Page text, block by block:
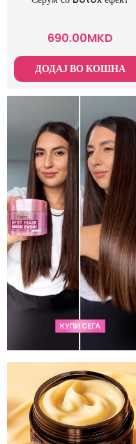
690.00MKD
ДОДАЈ ВО КОШНА